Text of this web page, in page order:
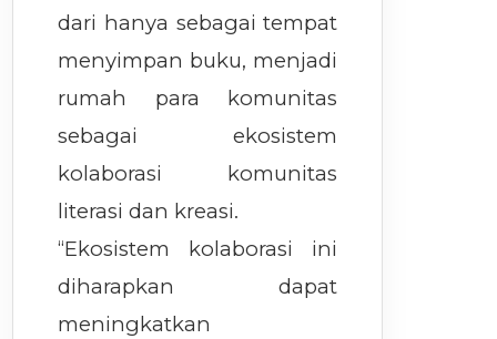
dari hanya sebagai tempat
menyimpan buku, menjadi
rumah para komunitas
sebagai ekosistem
kolaborasi komunitas
literasi dan kreasi.
“Ekosistem kolaborasi ini
diharapkan dapat
meningkatkan